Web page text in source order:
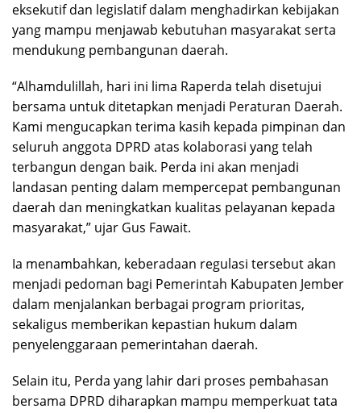
eksekutif dan legislatif dalam menghadirkan kebijakan
yang mampu menjawab kebutuhan masyarakat serta
mendukung pembangunan daerah.
“Alhamdulillah, hari ini lima Raperda telah disetujui
bersama untuk ditetapkan menjadi Peraturan Daerah.
Kami mengucapkan terima kasih kepada pimpinan dan
seluruh anggota DPRD atas kolaborasi yang telah
terbangun dengan baik. Perda ini akan menjadi
landasan penting dalam mempercepat pembangunan
daerah dan meningkatkan kualitas pelayanan kepada
masyarakat,” ujar Gus Fawait.
Ia menambahkan, keberadaan regulasi tersebut akan
menjadi pedoman bagi Pemerintah Kabupaten Jember
dalam menjalankan berbagai program prioritas,
sekaligus memberikan kepastian hukum dalam
penyelenggaraan pemerintahan daerah.
Selain itu, Perda yang lahir dari proses pembahasan
bersama DPRD diharapkan mampu memperkuat tata